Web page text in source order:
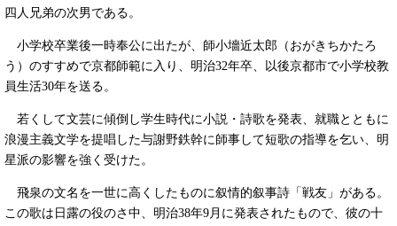
四人兄弟の次男である。
小学校卒業後一時奉公に出たが、師小墻近太郎（おがきちかたろ
う）のすすめで京都師範に入り、明治32年卒、以後京都市で小学校教
員生活30年を送る。
若くして文芸に傾倒し学生時代に小説・詩歌を発表、就職とともに
浪漫主義文学を提唱した与謝野鉄幹に師事して短歌の指導を乞い、明
星派の影響を強く受けた。
飛泉の文名を一世に高くしたものに叙情的叙事詩「戦友」がある。
この歌は日露の役のさ中、明治38年9月に発表されたもので、彼の十